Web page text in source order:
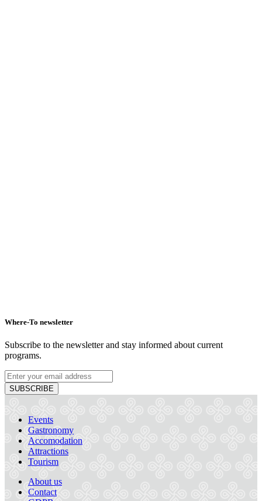
Where-To newsletter
Subscribe to the newsletter and stay informed about current
programs.
SUBSCRIBE
Events
Gastronomy
Accomodation
Attractions
Tourism
About us
Contact